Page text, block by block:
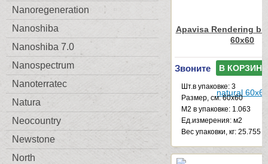
Nanoregeneration
Nanoshiba
Nanoshiba 7.0
Nanospectrum
Nanoterratec
Natura
Neocountry
Newstone
North
Apavisa Rendering
60x60
Звоните В КОРЗИНУ
Шт.в упаковке: 3
Размер, см: 60x60
М2 в упаковке: 1.063
Ед.измерения: м2
Веc упаковки, кг: 25.755